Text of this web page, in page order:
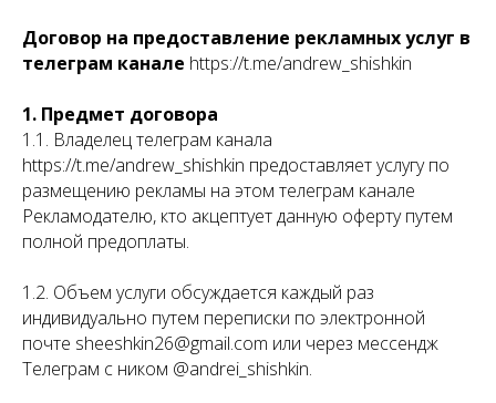
Договор на предоставление рекламных услуг в
телеграм канале https://t.me/andrew_shishkin
1. Предмет договора
1.1. Владелец телеграм канала
https://t.me/andrew_shishkin предоставляет услугу по
размещению рекламы на этом телеграм канале
Рекламодателю, кто акцептует данную оферту путем
полной предоплаты.
1.2. Объем услуги обсуждается каждый раз
индивидуально путем переписки по электронной
почте sheeshkin26@gmail.com или через мессендж
Телеграм с ником @andrei_shishkin.